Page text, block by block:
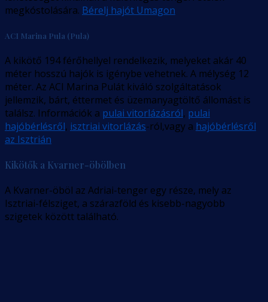
megkóstolására. Bérelj hajót Umagon
ACI Marina Pula (Pula)
A kikötő 194 férőhellyel rendelkezik, melyeket akár 40
méter hosszú hajók is igénybe vehetnek. A mélység 12
méter. Az ACI Marina Pulát kiváló szolgáltatások
jellemzik, bárt, éttermet és üzemanyagtöltő állomást is
találsz. Információk a pulai vitorlázásról, pulai
hajóbérlésről, isztriai vitorlázás-ról,vagy a hajóbérlésről
az Isztrián
Kikötők a Kvarner-öbölben
A Kvarner-öböl az Adriai-tenger egy része, mely az
Isztriai-félsziget, a szárazföld és kisebb-nagyobb
szigetek között található.